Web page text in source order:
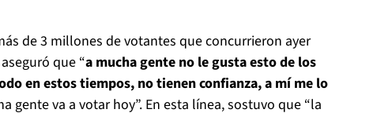
de 3 millones de votantes que concurrieron ayer
que “a mucha gente no le gusta esto de los
en estos tiempos, no tienen confianza, a mí me lo
gente va a votar hoy”. En esta línea, sostuvo que “la